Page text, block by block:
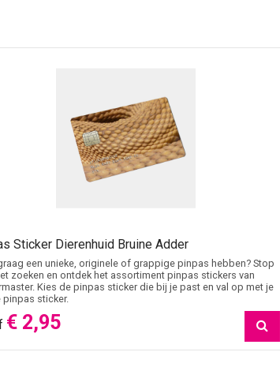
Sticker Dierenhuid Bruine Adder
een unieke, originele of grappige pinpas hebben? Stop
zoeken en ontdek het assortiment pinpas stickers van
Kies de pinpas sticker die bij je past en val op met je
pinpas sticker.
€ 2,95